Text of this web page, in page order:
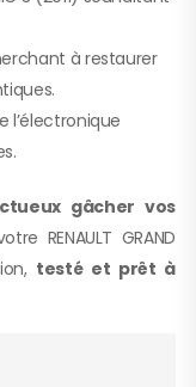
à restaurer
l’électronique
gâcher vos
RENAULT GRAND
testé et prêt à